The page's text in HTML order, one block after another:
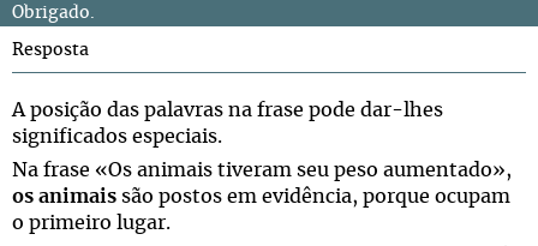
Obrigado.
Resposta
A posição das palavras na frase pode dar-lhes
significados especiais.
Na frase «Os animais tiveram seu peso aumentado»,
os animais são postos em evidência, porque ocupam
o primeiro lugar.